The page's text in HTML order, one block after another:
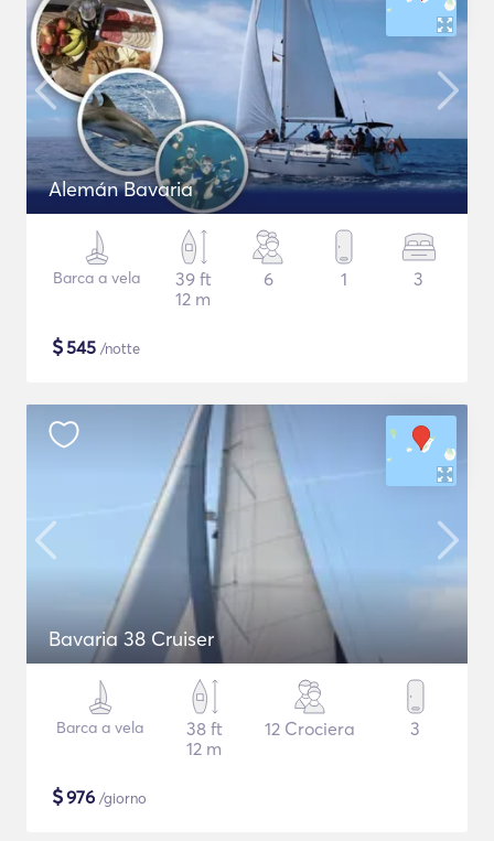
Alemán Bavaria
Barca a vela
39 ft
12 m
6 1 3
$545 /notte
Bavaria 38 Cruiser
Barca a vela
38 ft
12 m
12 Crociera 3
$976 /giorno